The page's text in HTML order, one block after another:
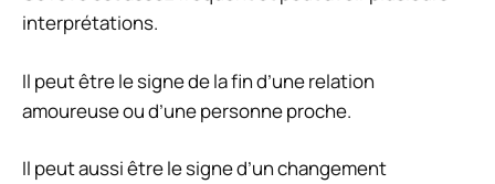
interprétations.
Il peut être le signe de la fin d’une relation
amoureuse ou d’une personne proche.
Il peut aussi être le signe d’un changement